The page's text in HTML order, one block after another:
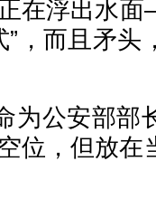
在浮出水
，而且矛头
为公安部部
位，但放在